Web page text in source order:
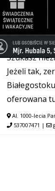
ul. Raczkowska
795-505-522
Wózki
Szukasz
Jeżeli tak,
oferowana
Al. 1000-lecia
537007471 |